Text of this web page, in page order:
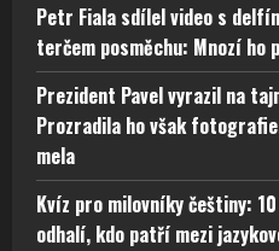
Petr Fiala sdílel video s
terčem posměchu: Mnozí ho
Prezident Pavel vyrazil na
Prozradila ho však
mela
Kvíz pro milovníky češtiny:
odhalí, kdo patří mezi